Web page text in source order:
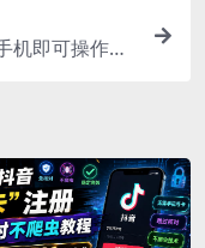
机即可操作，